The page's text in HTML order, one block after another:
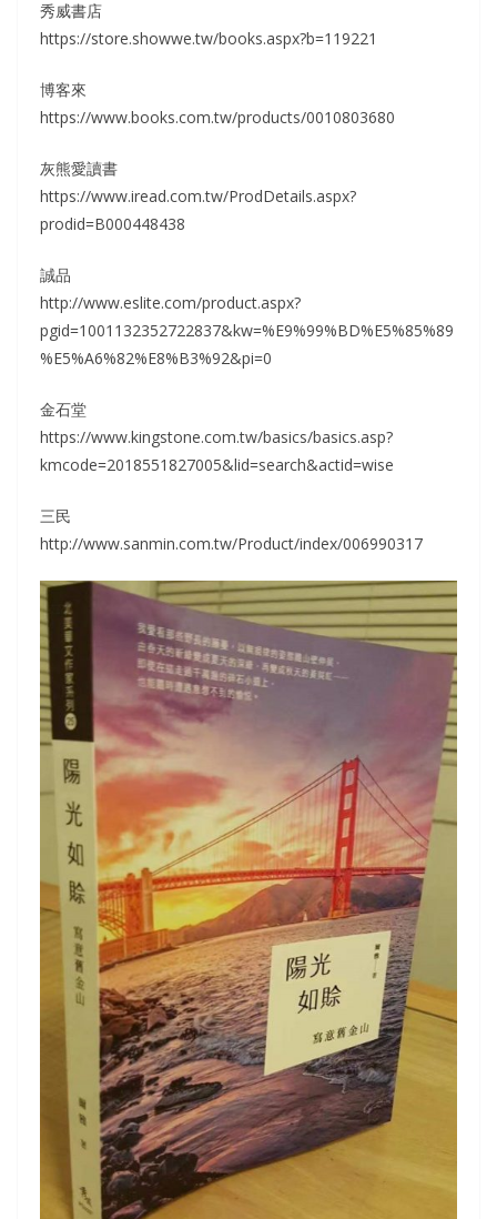
秀威書店
https://store.showwe.tw/books.aspx?b=119221
博客來
https://www.books.com.tw/products/0010803680
灰熊愛讀書
https://www.iread.com.tw/ProdDetails.aspx?
prodid=B000448438
誠品
http://www.eslite.com/product.aspx?
pgid=1001132352722837&kw=%E9%99%BD%E5%85%89
%E5%A6%82%E8%B3%92&pi=0
金石堂
https://www.kingstone.com.tw/basics/basics.asp?
kmcode=2018551827005&lid=search&actid=wise
三民
http://www.sanmin.com.tw/Product/index/006990317